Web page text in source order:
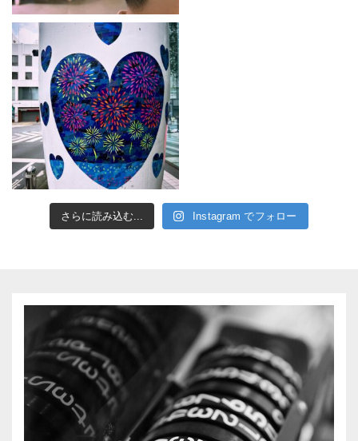
さらに読み込む... Instagram でフォロー